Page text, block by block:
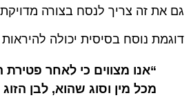
גם את זה צריך לנסח בצורה
דוגמת נוסח בסיסית יכולה
“אנו מצווים כי לאחר פטירת
מכל מין וסוג שהוא, לבן